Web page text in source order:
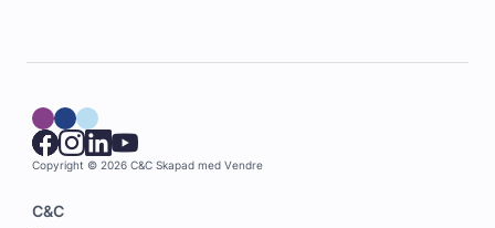
Copyright © 2026 C&C Skapad med Vendre
C&C